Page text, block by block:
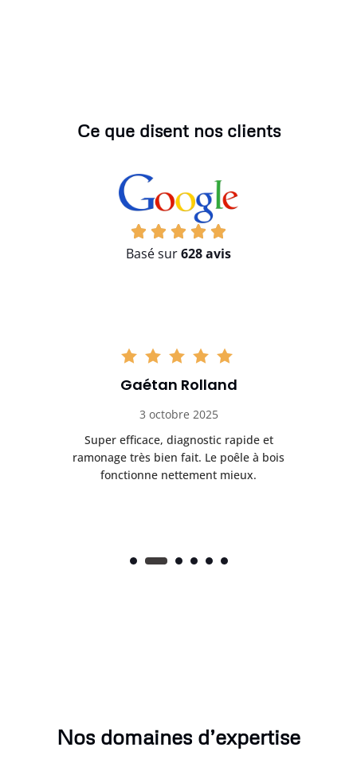
Ce que disent nos clients
Basé sur628 avis
Gaétan Rolland
3 octobre 2025
Super efficace, diagnostic rapide et
ramonage très bien fait. Le poêle à bois
fonctionne nettement mieux.
Nos domaines d’expertise